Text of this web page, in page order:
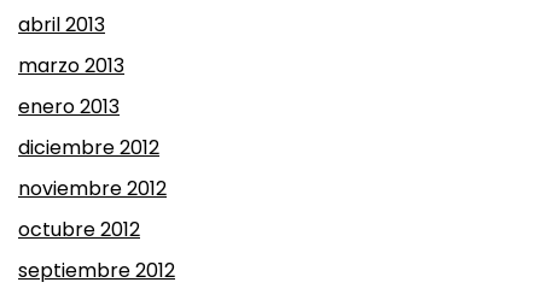
abril 2013
marzo 2013
enero 2013
diciembre 2012
noviembre 2012
octubre 2012
septiembre 2012